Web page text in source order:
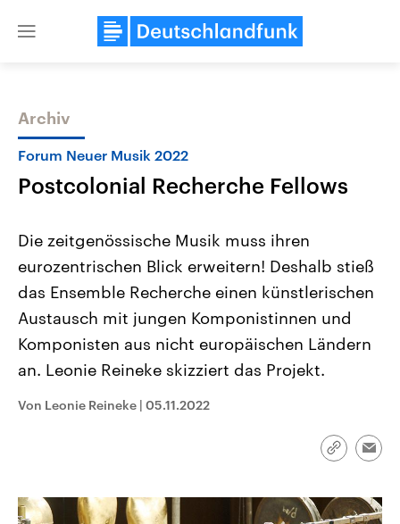
Close
Themen
Landtagswahl Sachsen-Anhalt
2026
Alle Informationen
Sachsen-Anhalt wählt am 6.
September 2026 einen neuen
Bundesland von einer Koalition aus
CDU, SPD und FDP regiert.-
USA
Aktuelle Beiträge,
Hintergründe
Wirtschaftlich und
gehören die Vereinigten
den mächtigsten Ländern
Audio-Archiv
Archiv
Forum Neuer Musik 2022
Postcolonial Recherche Fellows
Die zeitgenössische Musik muss ihren
eurozentrischen Blick erweitern! Deshalb stieß
das Ensemble Recherche einen künstlerischen
Austausch mit jungen Komponistinnen und
Komponisten aus nicht europäischen Ländern
an. Leonie Reineke skizziert das Projekt.
Von Leonie Reineke | 05.11.2022
Link